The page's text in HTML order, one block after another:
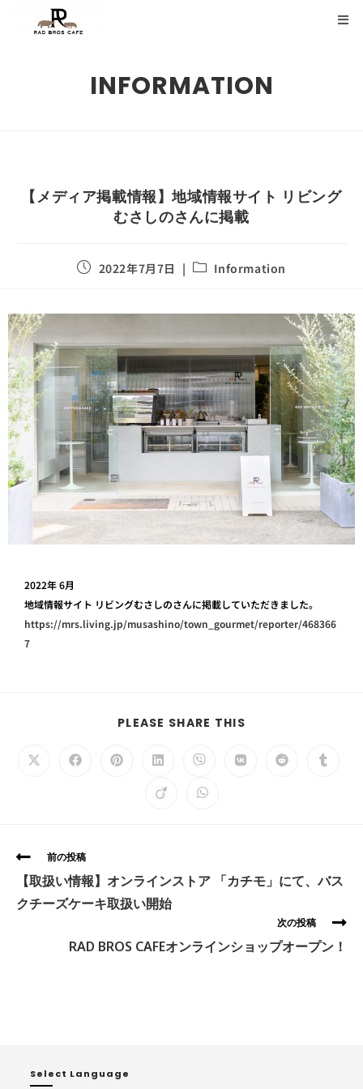
INFORMATION
【メディア掲載情報】地域情報サイト リビング
むさしのさんに掲載
2022年7月7日 Information
2022年 6月
地域情報サイト リビングむさしのさんに掲載していただきました。
https://mrs.living.jp/musashino/town_gourmet/reporter/468366
7
PLEASE SHARE THIS
前の投稿
【取扱い情報】オンラインストア 「カチモ」にて、バス
クチーズケーキ取扱い開始
次の投稿
RAD BROS CAFEオンラインショップオープン！
Select Language